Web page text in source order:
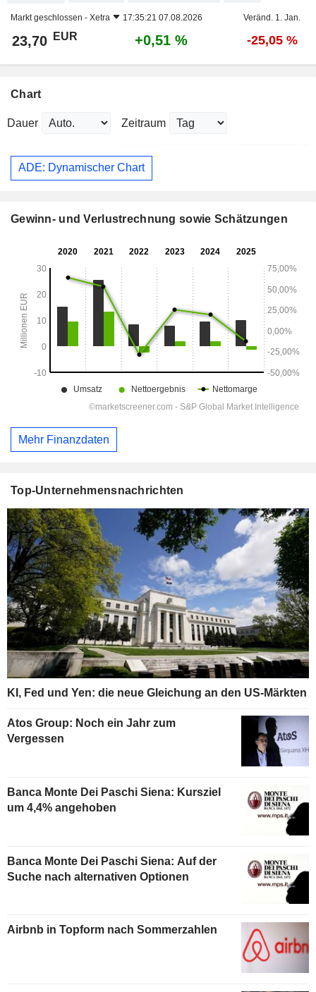
Markt geschlossen - Xetra 17:35:21 07.08.2026 Veränd. 1. Jan.
23,70 EUR +0,51 % -25,05 %
Chart
Dauer Zeitraum
ADE: Dynamischer Chart
Gewinn- und Verlustrechnung sowie Schätzungen
Mehr Finanzdaten
Top-Unternehmensnachrichten
KI, Fed und Yen: die neue Gleichung an den US-Märkten
Atos Group: Noch ein Jahr zum
Vergessen
Banca Monte Dei Paschi Siena: Kursziel
um 4,4% angehoben
Banca Monte Dei Paschi Siena: Auf der
Suche nach alternativen Optionen
Airbnb in Topform nach Sommerzahlen